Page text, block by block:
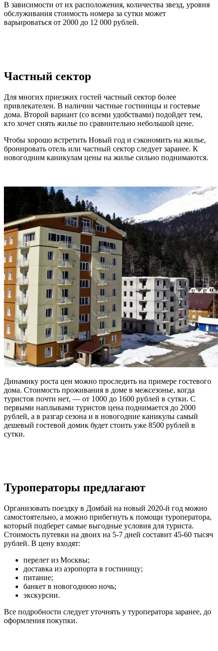
В зависимости от их расположения, количества звезд, уровня
обслуживания стоимость номера за сутки может
варьироваться от 2000 до 12 000 рублей.
Частный сектор
Для многих приезжих гостей частный сектор более
привлекателен. В наличии частные гостиницы и гостевые
дома. Второй вариант (со всеми удобствами) подойдет тем,
кто хочет снять жилье по сравнительно небольшой цене.
Чтобы хорошо встретить Новый год и сэкономить на жилье,
бронировать отель или частный сектор следует заранее. К
новогодним каникулам цены на жилье сильно поднимаются.
Динамику роста цен можно проследить на примере гостевого
дома. Стоимость проживания в доме в межсезонье, когда
туристов почти нет, — от 1000 до 1600 рублей в сутки. С
первыми наплывами туристов цена поднимается до 2000
рублей, а в разгар сезона и в новогодние каникулы самый
дешевый гостевой домик будет стоить уже 8500 рублей в
сутки.
Туроператоры предлагают
Организовать поездку в Домбай на новый 2020-й год можно
самостоятельно, а можно прибегнуть к помощи туроператора,
который подберет самые выгодные условия для туриста.
Стоимость путевки на двоих на 5-7 дней составит 45-60 тысяч
рублей. В цену входят:
перелет из Москвы;
доставка из аэропорта в гостиницу;
питание;
банкет в новогоднюю ночь;
экскурсии.
Все подробности следует уточнять у туроператора заранее, до
оформления покупки.